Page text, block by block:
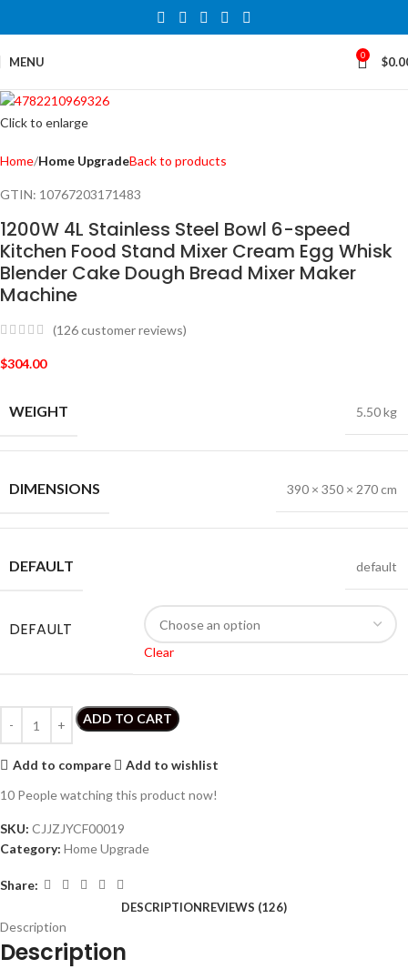
MENU 0 $
Click to enlarge
Home Home UpgradeBack to products
GTIN: 10767203171483
1200W 4L Stainless Steel Bowl 6-speed
Kitchen Food Stand Mixer Cream Egg Whisk
Blender Cake Dough Bread Mixer Maker
Machine
(126customer reviews)
$304.00
WEIGHT 5.50 kg
DIMENSIONS 390 × 350 × 270 cm
DEFAULT default
DEFAULT
Clear
ADD TO CART
Add to compare
Add to wishlist
10 People watching this product now!
SKU: CJJZJYCF00019
Category: Home Upgrade
Share:
DESCRIPTIONREVIEWS (126)
Description
Description